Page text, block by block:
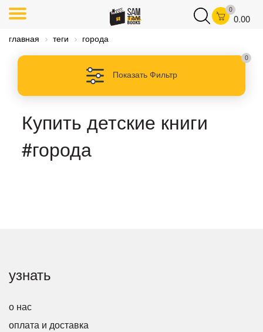
0
0.00
главная теги города
Показать Фильтр
0
Купить детские книги
#города
узнать
о нас
оплата и доставка